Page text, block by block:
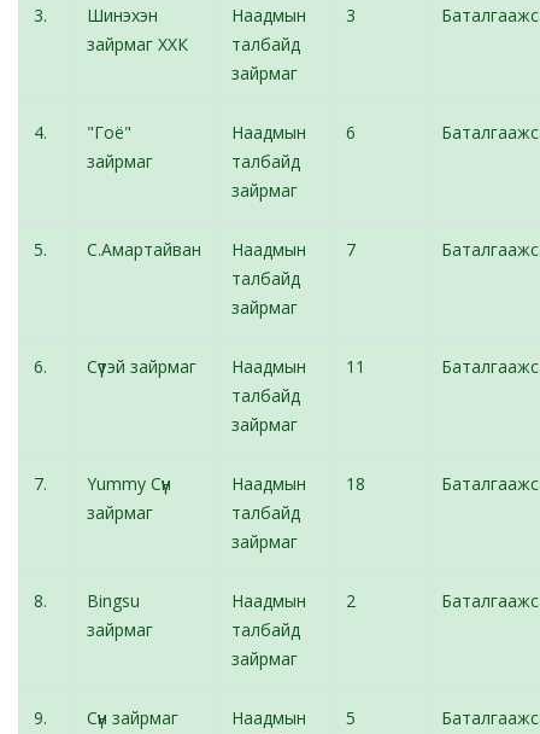
3.
Шинэхэн
зайрмаг ХХК
Наадмын
талбайд
зайрмаг
3
4.
"Гоё"
зайрмаг
Наадмын
талбайд
зайрмаг
6
5. С.Амартайван
Наадмын
талбайд
зайрмаг
7
6. Сүүтэй зайрмаг
Наадмын
талбайд
зайрмаг
11
7.
Yummy Сүүн
зайрмаг
Наадмын
талбайд
зайрмаг
18
8.
Bingsu
зайрмаг
Наадмын
талбайд
зайрмаг
2
9. Сүүн зайрмаг
Наадмын
5